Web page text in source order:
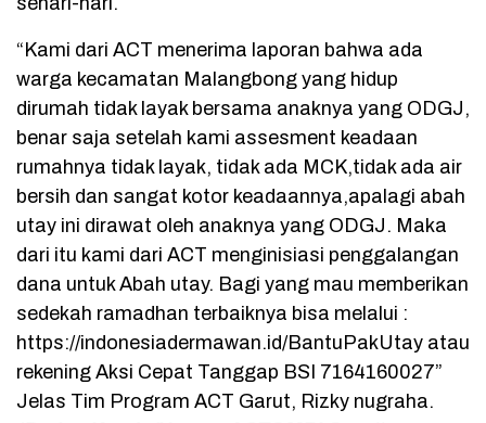
“Kami dari ACT menerima laporan bahwa ada
warga kecamatan Malangbong yang hidup
dirumah tidak layak bersama anaknya yang ODGJ,
benar saja setelah kami assesment keadaan
rumahnya tidak layak, tidak ada MCK,tidak ada air
bersih dan sangat kotor keadaannya,apalagi abah
utay ini dirawat oleh anaknya yang ODGJ. Maka
dari itu kami dari ACT menginisiasi penggalangan
dana untuk Abah utay. Bagi yang mau memberikan
sedekah ramadhan terbaiknya bisa melalui :
https://indonesiadermawan.id/BantuPakUtay atau
rekening Aksi Cepat Tanggap BSI 7164160027”
Jelas Tim Program ACT Garut, Rizky nugraha.